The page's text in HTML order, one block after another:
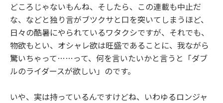
どころじゃないもんね、そしたら、この連載も中止だ
な、などと独り言がブツクサと口を突いてしまうほど、
日々の酷暑にやられているワタクシですが、それでも、
物欲もとい、オシャレ欲は旺盛であることに、我ながら
驚いちゃって……って、何を言いたいかと言うと「ダブ
ルのライダースが欲しい」のです。
いや、実は持っているんですけどね、いわゆるロンジャ